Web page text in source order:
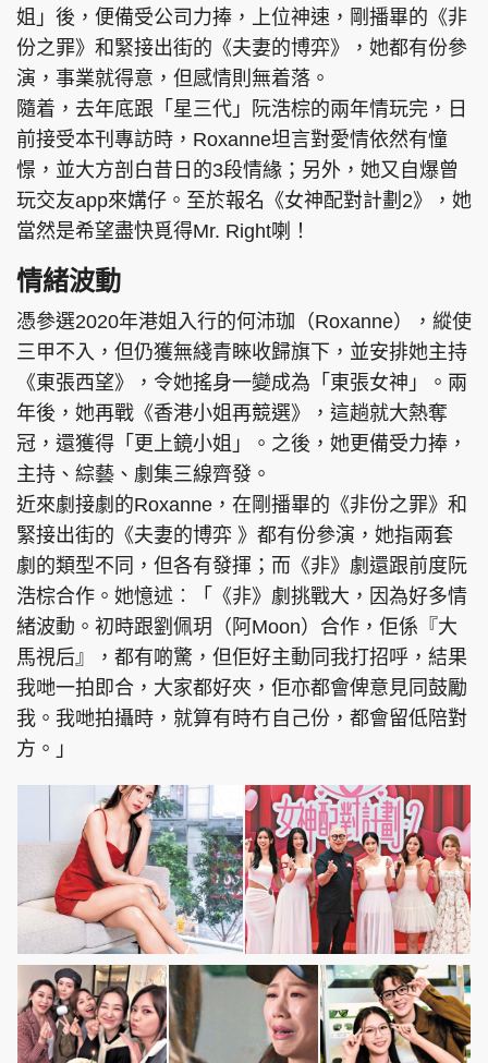
姐」後，便備受公司力捧，上位神速，剛播畢的《非
份之罪》和緊接出街的《夫妻的博弈》，她都有份參
演，事業就得意，但感情則無着落。
隨着，去年底跟「星三代」阮浩棕的兩年情玩完，日
前接受本刊專訪時，Roxanne坦言對愛情依然有憧
憬，並大方剖白昔日的3段情緣；另外，她又自爆曾
玩交友app來媾仔。至於報名《女神配對計劃2》，她
當然是希望盡快覓得Mr. Right喇！
情緒波動
憑參選2020年港姐入行的何沛珈（Roxanne），縱使
三甲不入，但仍獲無綫青睞收歸旗下，並安排她主持
《東張西望》，令她搖身一變成為「東張女神」。兩
年後，她再戰《香港小姐再競選》，這趟就大熱奪
冠，還獲得「更上鏡小姐」。之後，她更備受力捧，
主持、綜藝、劇集三線齊發。
近來劇接劇的Roxanne，在剛播畢的《非份之罪》和
緊接出街的《夫妻的博弈 》都有份參演，她指兩套
劇的類型不同，但各有發揮；而《非》劇還跟前度阮
浩棕合作。她憶述︰「《非》劇挑戰大，因為好多情
緒波動。初時跟劉佩玥（阿Moon）合作，佢係『大
馬視后』，都有啲驚，但佢好主動同我打招呼，結果
我哋一拍即合，大家都好夾，佢亦都會俾意見同鼓勵
我。我哋拍攝時，就算有時冇自己份，都會留低陪對
方。」